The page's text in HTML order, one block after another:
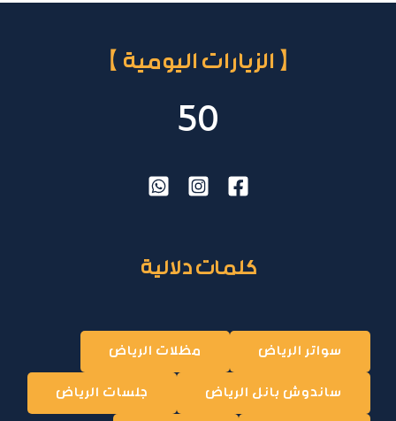
【 الزيارات اليومية 】
50
كلمات دلالية
سواتر الرياض
مظلات الرياض
ساندوش بانل الرياض
جلسات الرياض